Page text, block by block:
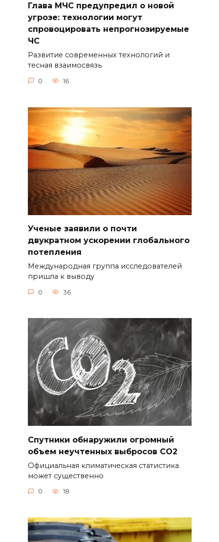
Глава МЧС предупредил о новой
угрозе: технологии могут
спровоцировать непрогнозируемые
ЧС
Развитие современных технологий и
тесная взаимосвязь
0 16
Ученые заявили о почти
двукратном ускорении глобального
потепления
Международная группа исследователей
пришла к выводу
0 36
Спутники обнаружили огромный
объем неучтенных выбросов CO2
Официальная климатическая статистика
может существенно
0 18